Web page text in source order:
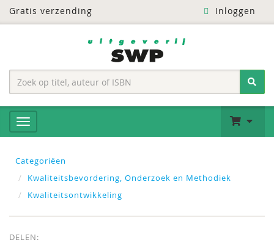
Gratis verzending Inloggen
Categoriëen
Kwaliteitsbevordering, Onderzoek en Methodiek
Kwaliteitsontwikkeling
DELEN: